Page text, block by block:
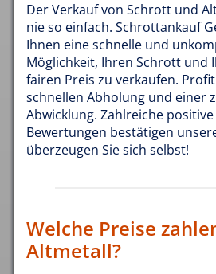
Der Verkauf von Schrott und
nie so einfach. Schrottankauf
Ihnen eine schnelle und
Möglichkeit, Ihren Schrott und
fairen Preis zu verkaufen.
schnellen Abholung und einer
Abwicklung. Zahlreiche
Bewertungen bestätigen
überzeugen Sie sich selbst!
Welche Preise
Altmetall?